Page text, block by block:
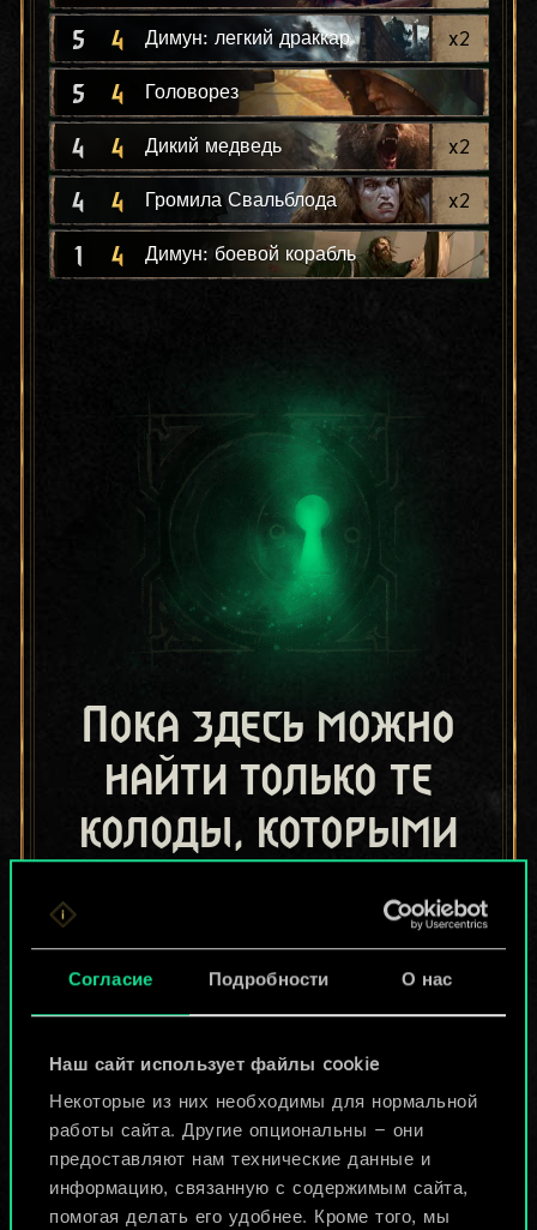
Согласие Подробности О нас
Наш сайт использует файлы cookie
Некоторые из них необходимы для нормальной
работы сайта. Другие опциональны — они
предоставляют нам технические данные и
информацию, связанную с содержимым сайта,
помогая делать его удобнее. Кроме того, мы
5 4 Димун: легкий драккар x2
5 4 Головорез
4 4 Дикий медведь x2
4 4 Громила Свальблода x2
1 4 Димун: боевой корабль
Пока здесь можно
найти только те
колоды, которыми
игроки.
Но их может быть
Назвать колоду и описать её
Изменить колоду